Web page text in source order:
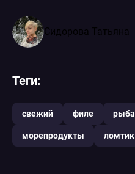
Сидорова Татьяна
Теги:
свежий филе рыба
морепродукты ломтик